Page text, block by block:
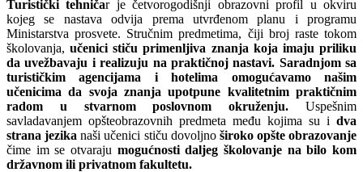
Turistički tehničar je četvorogodišnji obrazovni profil u okviru
kojeg se nastava odvija prema utvrđenom planu i programu
Ministarstva prosvete. Stručnim predmetima, čiji broj raste tokom
školovanja,učenici stiču primenljiva znanja koja imaju priliku
da uvežbavaju i realizuju na praktičnoj nastavi. Saradnjom sa
turističkim agencijama i hotelima omogućavamo našim
učenicima da svoja znanja upotpune kvalitetnim praktičnim
radom u stvarnom poslovnom okruženju. Uspešnim
savladavanjem opšteobrazovnih predmeta među kojima su i dva
strana jezika naši učenici stiču dovoljnoširoko opšte obrazovanje
čime im se otvaraju mogućnosti daljeg školovanje na bilo kom
državnom ili privatnom fakultetu.